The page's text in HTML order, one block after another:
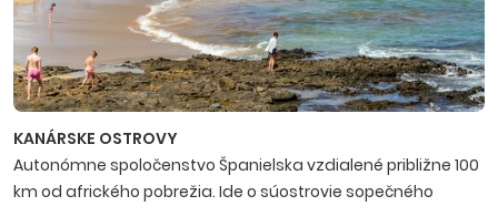
KANÁRSKE OSTROVY
Autonómne spoločenstvo Španielska vzdialené približne 100
km od afrického pobrežia. Ide o súostrovie sopečného